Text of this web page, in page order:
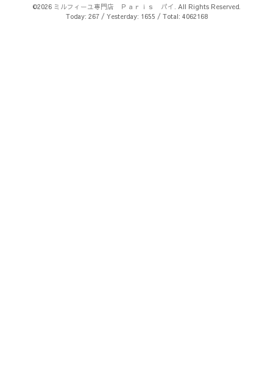
©2026 ミルフィーユ専門店 Ｐａｒｉｓ パイ . All Rights Reserved.
Today: 267/ Yesterday: 1655 / Total: 4062168